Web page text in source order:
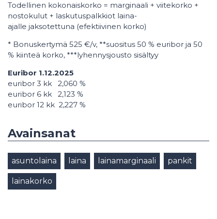
Todellinen kokonaiskorko = marginaali + viitekorko +
nostokulut + laskutuspalkkiot laina-
ajalle jaksotettuna (efektiivinen korko)
* Bonuskertymä 525 €/v, **suositus 50 % euribor ja 50
% kiinteä korko, ***lyhennysjousto sisältyy
Euribor 1.12.2025
euribor 3 kk 2,060 %
euribor 6 kk 2,123 %
euribor 12 kk 2,227 %
Avainsanat
asuntolaina laina lainamarginaali pankit
lainakorko